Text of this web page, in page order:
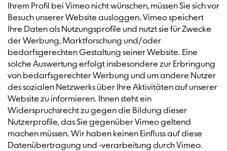
Ihrem Profil bei Vimeo nicht wünschen, müssen Sie sich vor
Besuch unserer Website ausloggen. Vimeo speichert
Ihre Daten als Nutzungsprofile und nutzt sie für Zwecke
der Werbung, Marktforschung und/oder
bedarfsgerechten Gestaltung seiner Website. Eine
solche Auswertung erfolgt insbesondere zur Erbringung
von bedarfsgerechter Werbung und um andere Nutzer
des sozialen Netzwerks über Ihre Aktivitäten auf unserer
Website zu informieren. Ihnen steht ein
Widerspruchsrecht zu gegen die Bildung dieser
Nutzerprofile, das Sie gegenüber Vimeo geltend
machen müssen. Wir haben keinen Einfluss auf diese
Datenübertragung und -verarbeitung durch Vimeo.